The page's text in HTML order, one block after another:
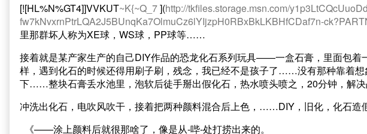
[![HL%N%GT4]]VVKUT~K{~Q_7](http://tkfiles.storage.msn.com/
fw7kNvxrnPtrLQA2J5BUnqKa7OlmuCz6lYIjzpH0RBxBkLKBHfCDaf7n-
里那群坏人称为XE球，WS球，PP球等……
接着就是某产家生产的自己DIY作品的恐龙化石系列玩具——一盒石膏，里面包着
样，遇到化石的时候还得用刷子刷，残念，我已经不是孩子了……没有那种靠着
下……整块石膏丢水池里，泡软后徒手掰出假化石，热水喷头喷之，20分钟，解
冲洗出化石，电吹风吹干，接着把两种颜料混合后上色，……DIY，旧化，化石
《——涂上颜料后就很那啥了，像是从-哔-处打捞出来的。